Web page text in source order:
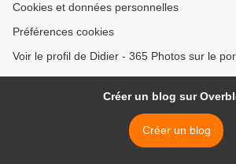
Cookies et données personnelles
Préférences cookies
Voir le profil de Didier - 365 Photos sur le
Créer un blog sur
Créer un blog